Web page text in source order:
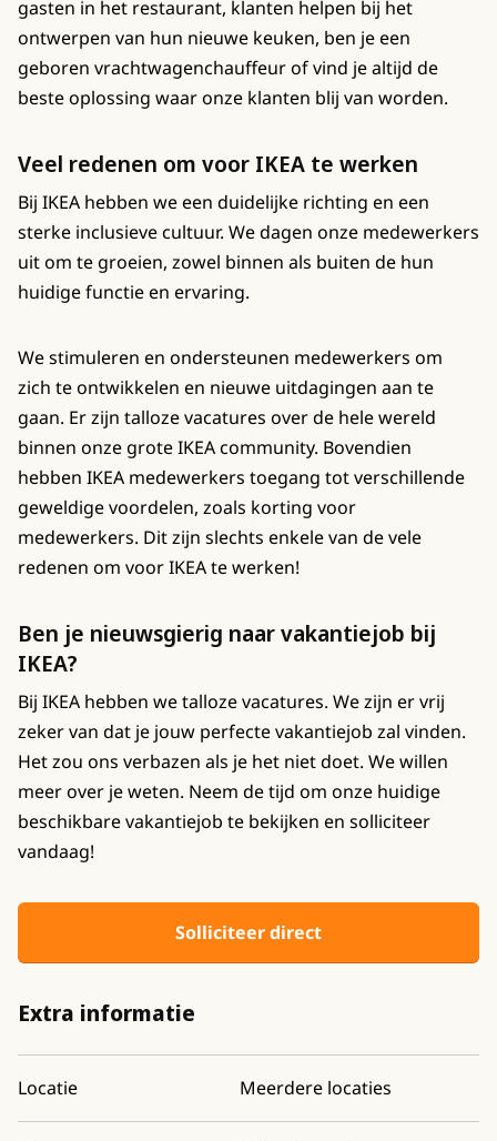
gasten in het restaurant, klanten helpen bij het
ontwerpen van hun nieuwe keuken, ben je een
geboren vrachtwagenchauffeur of vind je altijd de
beste oplossing waar onze klanten blij van worden.
Veel redenen om voor IKEA te werken
Bij IKEA hebben we een duidelijke richting en een
sterke inclusieve cultuur. We dagen onze medewerkers
uit om te groeien, zowel binnen als buiten de hun
huidige functie en ervaring.
We stimuleren en ondersteunen medewerkers om
zich te ontwikkelen en nieuwe uitdagingen aan te
gaan. Er zijn talloze vacatures over de hele wereld
binnen onze grote IKEA community. Bovendien
hebben IKEA medewerkers toegang tot verschillende
geweldige voordelen, zoals korting voor
medewerkers. Dit zijn slechts enkele van de vele
redenen om voor IKEA te werken!
Ben je nieuwsgierig naar vakantiejob bij
IKEA?
Bij IKEA hebben we talloze vacatures. We zijn er vrij
zeker van dat je jouw perfecte vakantiejob zal vinden.
Het zou ons verbazen als je het niet doet. We willen
meer over je weten. Neem de tijd om onze huidige
beschikbare vakantiejob te bekijken en solliciteer
vandaag!
Solliciteer direct
Extra informatie
Locatie Meerdere locaties